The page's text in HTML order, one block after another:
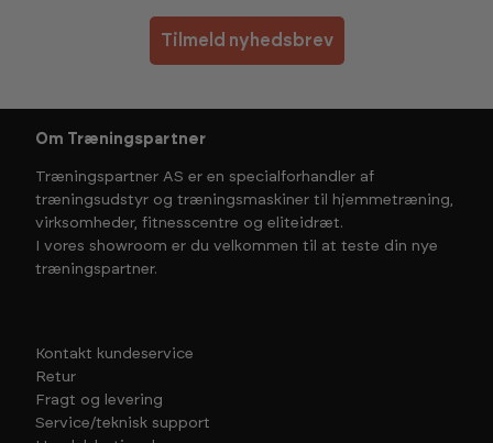
Tilmeld nyhedsbrev
Om Træningspartner
Træningspartner AS er en specialforhandler af
træningsudstyr og træningsmaskiner til hjemmetræning,
virksomheder, fitnesscentre og eliteidræt.
I vores showroom er du velkommen til at teste din nye
træningspartner.
Kontakt kundeservice
Retur
Fragt og levering
Service/teknisk support